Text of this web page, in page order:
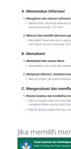
Jika memilih